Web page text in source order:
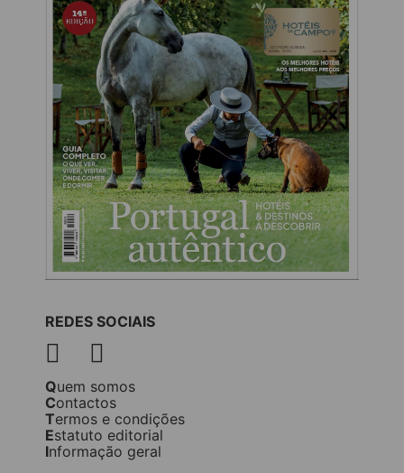
REDES SOCIAIS
Quem somos
Contactos
Termos e condições
Estatuto editorial
Informação geral